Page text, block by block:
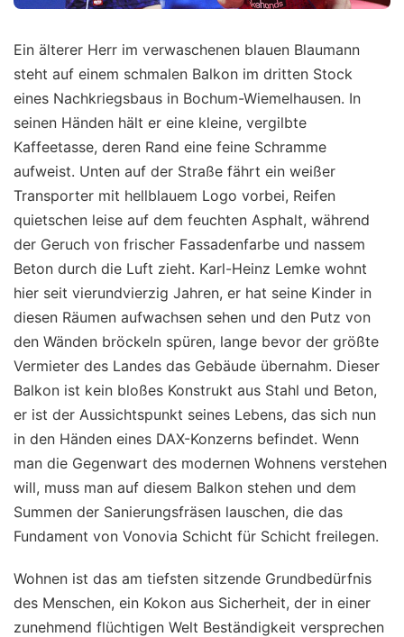
Ein älterer Herr im verwaschenen blauen Blaumann
steht auf einem schmalen Balkon im dritten Stock
eines Nachkriegsbaus in Bochum-Wiemelhausen. In
seinen Händen hält er eine kleine, vergilbte
Kaffeetasse, deren Rand eine feine Schramme
aufweist. Unten auf der Straße fährt ein weißer
Transporter mit hellblauem Logo vorbei, Reifen
quietschen leise auf dem feuchten Asphalt, während
der Geruch von frischer Fassadenfarbe und nassem
Beton durch die Luft zieht. Karl-Heinz Lemke wohnt
hier seit vierundvierzig Jahren, er hat seine Kinder in
diesen Räumen aufwachsen sehen und den Putz von
den Wänden bröckeln spüren, lange bevor der größte
Vermieter des Landes das Gebäude übernahm. Dieser
Balkon ist kein bloßes Konstrukt aus Stahl und Beton,
er ist der Aussichtspunkt seines Lebens, das sich nun
in den Händen eines DAX-Konzerns befindet. Wenn
man die Gegenwart des modernen Wohnens verstehen
will, muss man auf diesem Balkon stehen und dem
Summen der Sanierungsfräsen lauschen, die das
Fundament von Vonovia Schicht für Schicht freilegen.
Wohnen ist das am tiefsten sitzende Grundbedürfnis
des Menschen, ein Kokon aus Sicherheit, der in einer
zunehmend flüchtigen Welt Beständigkeit versprechen